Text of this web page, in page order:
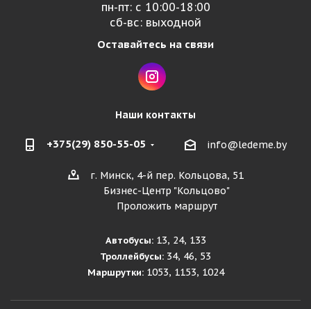
пн-пт: с 10:00-18:00
сб-вс: выходной
Оставайтесь на связи
Наши контакты
+375(29) 850-55-05 info@ledeme.by
г. Минск, 4-й пер. Кольцова, 51
Бизнес-Центр "Кольцово"
Проложить маршрут
Автобусы:13, 24, 133
Троллейбусы: 34, 46, 53
Маршрутки:1053, 1153, 1024